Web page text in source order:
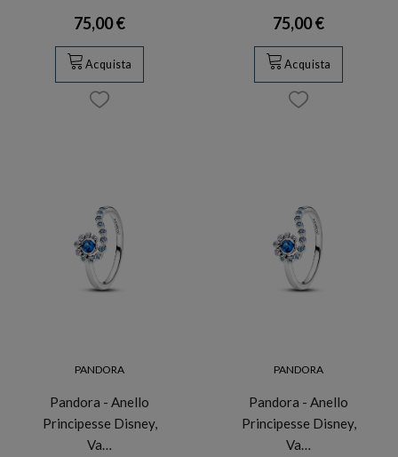
75,00 €
Acquista
75,00 €
Acquista
PANDORA
Pandora - Anello
Principesse Disney,
Va…
PANDORA
Pandora - Anello
Principesse Disney,
Va…